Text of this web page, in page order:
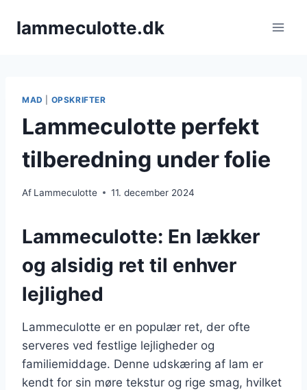
lammeculotte.dk
MAD OPSKRIFTER
Lammeculotte perfekt
tilberedning under folie
Af Lammeculotte 11. december 2024
Lammeculotte: En lækker
og alsidig ret til enhver
lejlighed
Lammeculotte er en populær ret, der ofte
serveres ved festlige lejligheder og
familiemiddage. Denne udskæring af lam er
kendt for sin møre tekstur og rige smag, hvilket